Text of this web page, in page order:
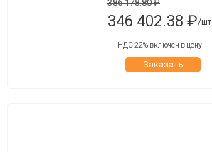
386 178.80 ₽
346 402.38 ₽/шт
НДС 22% включен в цену
Заказать